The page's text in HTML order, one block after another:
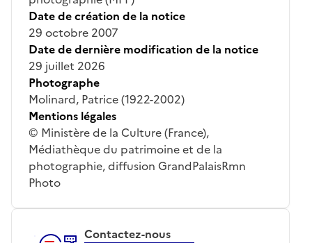
Date de création de la notice
29 octobre 2007
Date de dernière modification de la notice
29 juillet 2026
Photographe
Molinard, Patrice (1922-2002)
Mentions légales
© Ministère de la Culture (France),
Médiathèque du patrimoine et de la
photographie, diffusion GrandPalaisRmn
Photo
Contactez-nous